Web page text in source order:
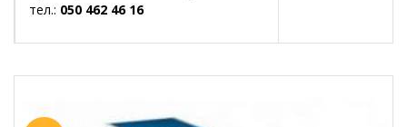
тел.: 050 462 46 16